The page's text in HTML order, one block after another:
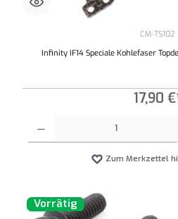
CM-TS102
Infinity IF14 Speciale Kohlefaser
17,90
Zum Merkzettel
Vorrätig